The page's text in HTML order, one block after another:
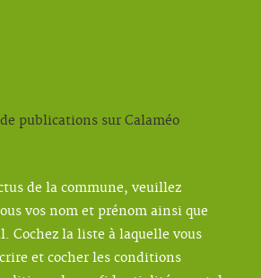
publications sur Calaméo
de la commune, veuillez
vos nom et prénom ainsi que
Cochez la liste à laquelle vous
et cocher les conditions